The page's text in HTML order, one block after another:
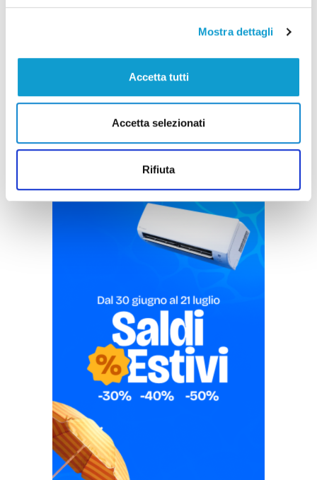
Mostra dettagli
Accetta tutti
Accetta selezionati
Rifiuta
Borse schermate e 2mila euro di profumi
rubati, tre denunciati nel fermano
Pubblicità